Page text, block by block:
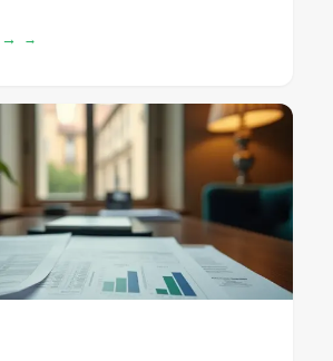
emprendedores extranjeros.
→ →